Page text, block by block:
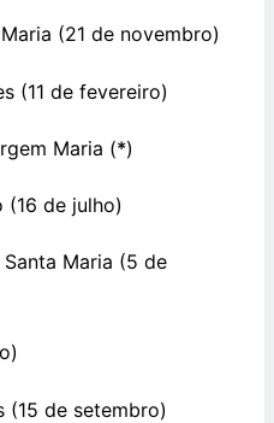
(21 de novembro)
(11 de fevereiro)
Maria (*)
(16 de julho)
Maria (5 de
(15 de setembro)